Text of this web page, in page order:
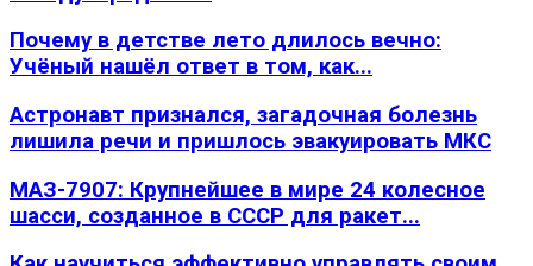
Почему в детстве лето длилось вечно:
Учёный нашёл ответ в том, как...
Астронавт признался, загадочная болезнь
лишила речи и пришлось эвакуировать МКС
МАЗ-7907: Крупнейшее в мире 24 колесное
шасси, созданное в СССР для ракет...